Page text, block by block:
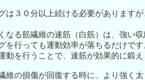
は３０分以上続ける必要があります
なる筋繊維の速筋（白筋）は、強い
を行っても運動効率が落ちるだけです
動を行うことで、速筋が効果的に鍛え
維の損傷が回復する時に、より強く